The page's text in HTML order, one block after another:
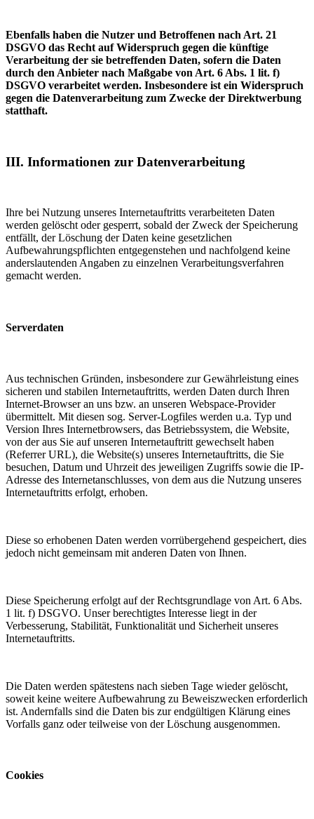
Ebenfalls haben die Nutzer und Betroffenen nach Art. 21
DSGVO das Recht auf Widerspruch gegen die künftige
Verarbeitung der sie betreffenden Daten, sofern die Daten
durch den Anbieter nach Maßgabe von Art. 6 Abs. 1 lit. f)
DSGVO verarbeitet werden. Insbesondere ist ein Widerspruch
gegen die Datenverarbeitung zum Zwecke der Direktwerbung
statthaft.
III. Informationen zur Datenverarbeitung
Ihre bei Nutzung unseres Internetauftritts verarbeiteten Daten
werden gelöscht oder gesperrt, sobald der Zweck der Speicherung
entfällt, der Löschung der Daten keine gesetzlichen
Aufbewahrungspflichten entgegenstehen und nachfolgend keine
anderslautenden Angaben zu einzelnen Verarbeitungsverfahren
gemacht werden.
Serverdaten
Aus technischen Gründen, insbesondere zur Gewährleistung eines
sicheren und stabilen Internetauftritts, werden Daten durch Ihren
Internet-Browser an uns bzw. an unseren Webspace-Provider
übermittelt. Mit diesen sog. Server-Logfiles werden u.a. Typ und
Version Ihres Internetbrowsers, das Betriebssystem, die Website,
von der aus Sie auf unseren Internetauftritt gewechselt haben
(Referrer URL), die Website(s) unseres Internetauftritts, die Sie
besuchen, Datum und Uhrzeit des jeweiligen Zugriffs sowie die IP-
Adresse des Internetanschlusses, von dem aus die Nutzung unseres
Internetauftritts erfolgt, erhoben.
Diese so erhobenen Daten werden vorrübergehend gespeichert, dies
jedoch nicht gemeinsam mit anderen Daten von Ihnen.
Diese Speicherung erfolgt auf der Rechtsgrundlage von Art. 6 Abs.
1 lit. f) DSGVO. Unser berechtigtes Interesse liegt in der
Verbesserung, Stabilität, Funktionalität und Sicherheit unseres
Internetauftritts.
Die Daten werden spätestens nach sieben Tage wieder gelöscht,
soweit keine weitere Aufbewahrung zu Beweiszwecken erforderlich
ist. Andernfalls sind die Daten bis zur endgültigen Klärung eines
Vorfalls ganz oder teilweise von der Löschung ausgenommen.
Cookies